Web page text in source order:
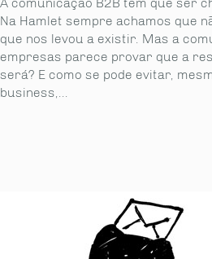
Na Hamlet sempre achamos que
que nos levou a existir. Mas a
empresas parece provar que a
será? E como se pode evitar,
business,...